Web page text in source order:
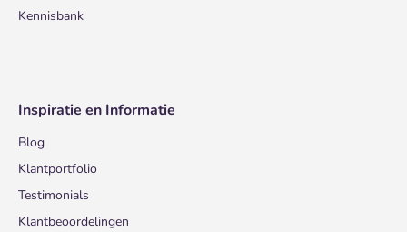
Kennisbank
Inspiratie en Informatie
Blog
Klantportfolio
Testimonials
Klantbeoordelingen